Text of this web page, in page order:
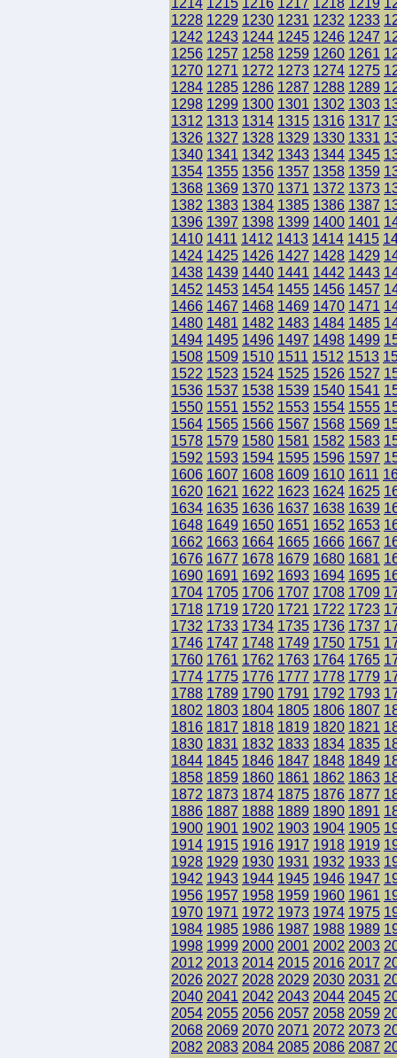
1228 1229 1230 1231 1232 1233
1242 1243 1244 1245 1246 1247
1256 1257 1258 1259 1260 1261
1270 1271 1272 1273 1274 1275
1284 1285 1286 1287 1288 1289
1298 1299 1300 1301 1302 1303
1312 1313 1314 1315 1316 1317
1326 1327 1328 1329 1330 1331
1340 1341 1342 1343 1344 1345
1354 1355 1356 1357 1358 1359
1368 1369 1370 1371 1372 1373
1382 1383 1384 1385 1386 1387
1396 1397 1398 1399 1400 1401
1410 1411 1412 1413 1414 1415
1424 1425 1426 1427 1428 1429
1438 1439 1440 1441 1442 1443
1452 1453 1454 1455 1456 1457
1466 1467 1468 1469 1470 1471
1480 1481 1482 1483 1484 1485
1494 1495 1496 1497 1498 1499
1508 1509 1510 1511 1512 1513
1522 1523 1524 1525 1526 1527
1536 1537 1538 1539 1540 1541
1550 1551 1552 1553 1554 1555
1564 1565 1566 1567 1568 1569
1578 1579 1580 1581 1582 1583
1592 1593 1594 1595 1596 1597
1606 1607 1608 1609 1610 1611
1620 1621 1622 1623 1624 1625
1634 1635 1636 1637 1638 1639
1648 1649 1650 1651 1652 1653
1662 1663 1664 1665 1666 1667
1676 1677 1678 1679 1680 1681
1690 1691 1692 1693 1694 1695
1704 1705 1706 1707 1708 1709
1718 1719 1720 1721 1722 1723
1732 1733 1734 1735 1736 1737
1746 1747 1748 1749 1750 1751
1760 1761 1762 1763 1764 1765
1774 1775 1776 1777 1778 1779
1788 1789 1790 1791 1792 1793
1802 1803 1804 1805 1806 1807
1816 1817 1818 1819 1820 1821
1830 1831 1832 1833 1834 1835
1844 1845 1846 1847 1848 1849
1858 1859 1860 1861 1862 1863
1872 1873 1874 1875 1876 1877
1886 1887 1888 1889 1890 1891
1900 1901 1902 1903 1904 1905
1914 1915 1916 1917 1918 1919
1928 1929 1930 1931 1932 1933
1942 1943 1944 1945 1946 1947
1956 1957 1958 1959 1960 1961
1970 1971 1972 1973 1974 1975
1984 1985 1986 1987 1988 1989
1998 1999 2000 2001 2002 2003
2012 2013 2014 2015 2016 2017
2026 2027 2028 2029 2030 2031
2040 2041 2042 2043 2044 2045
2054 2055 2056 2057 2058 2059
2068 2069 2070 2071 2072 2073
2082 2083 2084 2085 2086 2087